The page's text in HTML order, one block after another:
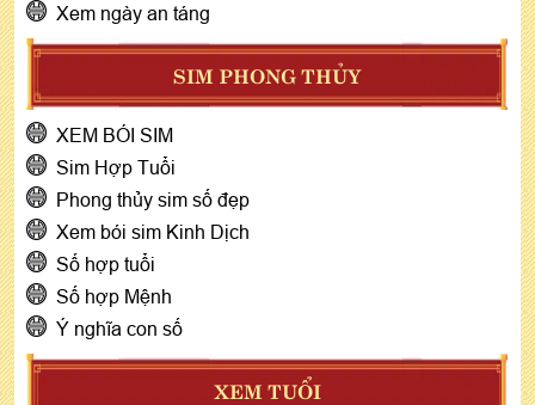
Xem ngày an táng
SIM PHONG THỦY
XEM BÓI SIM
Sim Hợp Tuổi
Phong thủy sim số đẹp
Xem bói sim Kinh Dịch
Số hợp tuổi
Số hợp Mệnh
Ý nghĩa con số
XEM TUỔI